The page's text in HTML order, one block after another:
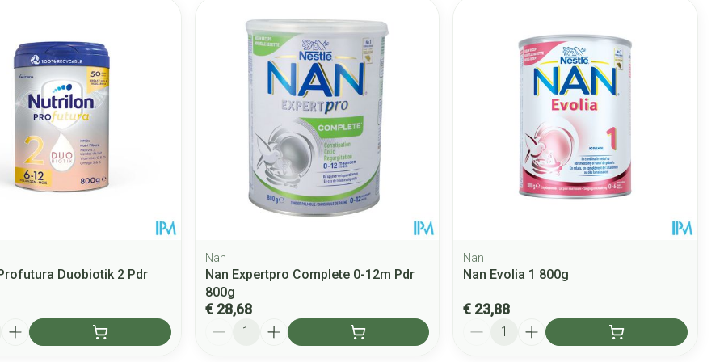
prijswaarden aan te passen.
Duobiotik 2 Pdr
Nan
Nan Expertpro Complete 0-12m Pdr
800g
€ 28,68
Nan
Nan Evolia 1 800g
€ 23,88